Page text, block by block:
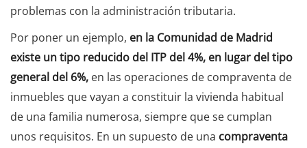
problemas con la administración tributaria.
Por poner un ejemplo, en la Comunidad de Madrid
existe un tipo reducido del ITP del 4%, en lugar del tipo
general del 6%, en las operaciones de compraventa de
inmuebles que vayan a constituir la vivienda habitual
de una familia numerosa, siempre que se cumplan
unos requisitos. En un supuesto de una compraventa